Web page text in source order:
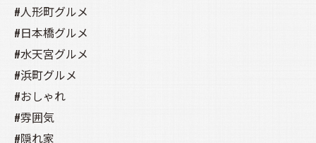
#人形町グルメ
#日本橋グルメ
#水天宮グルメ
#浜町グルメ
#おしゃれ
#雰囲気
#隠れ家